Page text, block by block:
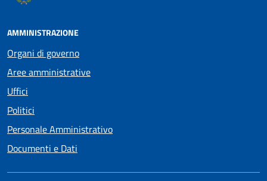
AMMINISTRAZIONE
Organi di governo
Aree amministrative
Uffici
Politici
Personale Amministrativo
Documenti e Dati